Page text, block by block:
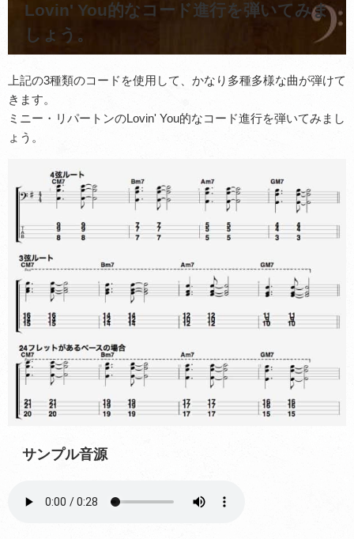
Lovin' You的なコード進行を弾いてみま
しょう。
上記の3種類のコードを使用して、かなり多種多様な曲が弾けて
きます。
ミニー・リパートンのLovin' You的なコード進行を弾いてみまし
ょう。
サンプル音源